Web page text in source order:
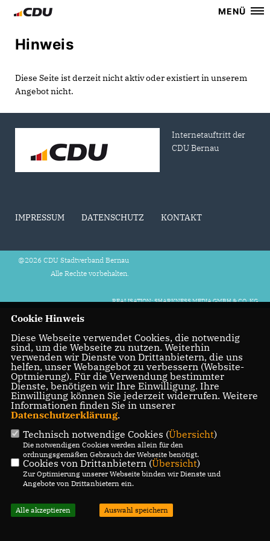
MENÜ
Hinweis
Diese Seite ist derzeit nicht aktiv oder existiert in unserem
Angebot nicht.
Internetauftritt der
CDU Bernau
IMPRESSUM DATENSCHUTZ KONTAKT
@2026 CDU Stadtverband Bernau
Alle Rechte vorbehalten.
REALISATION: SHARKNESS MEDIA GMBH & CO. KG
Cookie Hinweis
Diese Webseite verwendet Cookies, die notwendig
sind, um die Webseite zu nutzen. Weiterhin
verwenden wir Dienste von Drittanbietern, die uns
helfen, unser Webangebot zu verbessern (Website-
Optmierung). Für die Verwendung bestimmter
Dienste, benötigen wir Ihre Einwilligung. Ihre
Einwilligung können Sie jederzeit widerrufen. Weitere
Informationen finden Sie in unserer
Datenschutzerklärung.
Technisch notwendige Cookies (Übersicht)
Die notwendigen Cookies werden allein für den
ordnungsgemäßen Gebrauch der Webseite benötigt.
Cookies von Drittanbietern (Übersicht)
Zur Optimierung unserer Webseite binden wir Dienste und
Angebote von Drittanbietern ein.
Alle akzeptieren Auswahl speichern